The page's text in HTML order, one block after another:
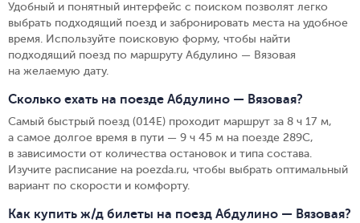
Удобный и понятный интерфейс с поиском позволят легко
выбрать подходящий поезд и забронировать места на удобное
время. Используйте поисковую форму, чтобы найти
подходящий поезд по маршруту Абдулино — Вязовая
на желаемую дату.
Сколько ехать на поезде Абдулино — Вязовая?
Самый быстрый поезд (014Е) проходит маршрут за 8 ч 17 м,
а самое долгое время в пути — 9 ч 45 м на поезде 289С,
в зависимости от количества остановок и типа состава.
Изучите расписание на poezda.ru, чтобы выбрать оптимальный
вариант по скорости и комфорту.
Как купить ж/д билеты на поезд Абдулино — Вязовая?